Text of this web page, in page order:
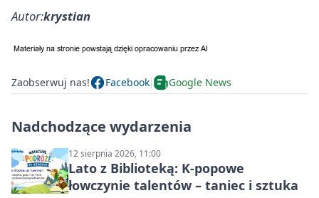
Autor:krystian
Zaobserwuj nas! Facebook Google News
Nadchodzące wydarzenia
12 sierpnia 2026, 11:00
Lato z Biblioteką: K-popowe
łowczynie talentów – taniec i sztuka